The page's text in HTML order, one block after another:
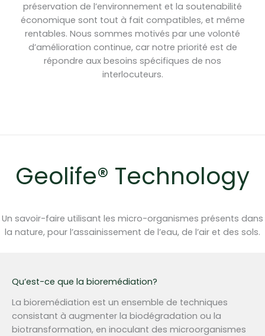
préservation de l’environnement et la soutenabilité
économique sont tout à fait compatibles, et même
rentables. Nous sommes motivés par une volonté
d’amélioration continue, car notre priorité est de
répondre aux besoins spécifiques de nos
interlocuteurs.
Geolife® Technology
Un savoir-faire utilisant les micro-organismes présents dans
la nature, pour l’assainissement de l’eau, de l’air et des sols.
Qu’est-ce que la bioremédiation?
La bioremédiation est un ensemble de techniques
consistant à augmenter la biodégradation ou la
biotransformation, en inoculant des microorganismes